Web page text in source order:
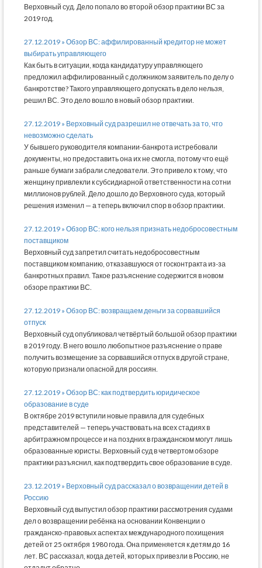
Верховный суд. Дело попало во второй обзор практики ВС за
2019 год.
27.12.2019 » Обзор ВС: аффилированный кредитор не может
выбирать управляющего
Как быть в ситуации, когда кандидатуру управляющего
предложил аффилированный с должником заявитель по делу о
банкротстве? Такого управляющего допускать в дело нельзя,
решил ВС. Это дело вошло в новый обзор практики.
27.12.2019 » Верховный суд разрешил не отвечать за то, что
невозможно сделать
У бывшего руководителя компании-банкрота истребовали
документы, но предоставить она их не смогла, потому что ещё
раньше бумаги забрали следователи. Это привело к тому, что
женщину привлекли к субсидиарной ответственности на сотни
миллионов рублей. Дело дошло до Верховного суда, который
решения изменил — а теперь включил спор в обзор практики.
27.12.2019 » Обзор ВС: кого нельзя признать недобросовестным
поставщиком
Верховный суд запретил считать недобросовестным
поставщиком компанию, отказавшуюся от госконтракта из-за
банкротных правил. Такое разъяснение содержится в новом
обзоре практики ВС.
27.12.2019 » Обзор ВС: возвращаем деньги за сорвавшийся
отпуск
Верховный суд опубликовал четвёртый большой обзор практики
в 2019 году. В него вошло любопытное разъяснение о праве
получить возмещение за сорвавшийся отпуск в другой стране,
которую признали опасной для россиян.
27.12.2019 » Обзор ВС: как подтвердить юридическое
образование в суде
В октябре 2019 вступили новые правила для судебных
представителей — теперь участвовать на всех стадиях в
арбитражном процессе и на поздних в гражданском могут лишь
образованные юристы. Верховный суд в четвертом обзоре
практики разъяснил, как подтвердить свое образование в суде.
23.12.2019 » Верховный суд рассказал о возвращении детей в
Россию
Верховный суд выпустил обзор практики рассмотрения судами
дел о возвращении ребёнка на основании Конвенции о
гражданско-правовых аспектах международного похищения
детей от 25 октября 1980 года. Она применяется к детям до 16
лет. ВС рассказал, когда детей, которых привезли в Россию, не